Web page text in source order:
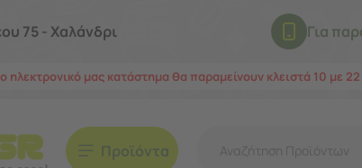
75 - Χαλάνδρι Για
ηλεκτρονικό μας κατάστημα θα παραμείνουν κλειστά 10 με
Προϊόντα